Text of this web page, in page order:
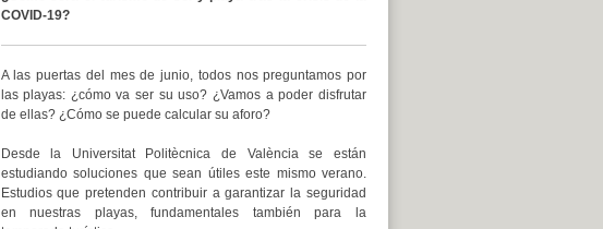
COVID-19?
A las puertas del mes de junio, todos nos preguntamos por
las playas: ¿cómo va ser su uso? ¿Vamos a poder disfrutar
de ellas? ¿Cómo se puede calcular su aforo?
Desde la Universitat Politècnica de València se están
estudiando soluciones que sean útiles este mismo verano.
Estudios que pretenden contribuir a garantizar la seguridad
en nuestras playas, fundamentales también para la